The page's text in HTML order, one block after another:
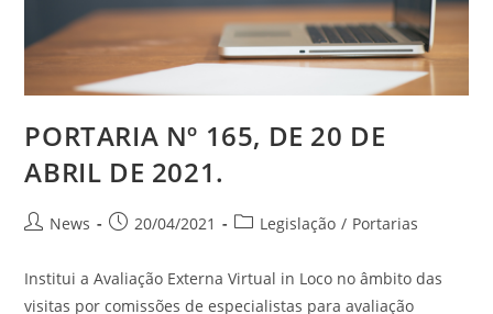
PORTARIA Nº 165, DE 20 DE
ABRIL DE 2021.
News 20/04/2021 Legislação / Portarias
Institui a Avaliação Externa Virtual in Loco no âmbito das
visitas por comissões de especialistas para avaliação